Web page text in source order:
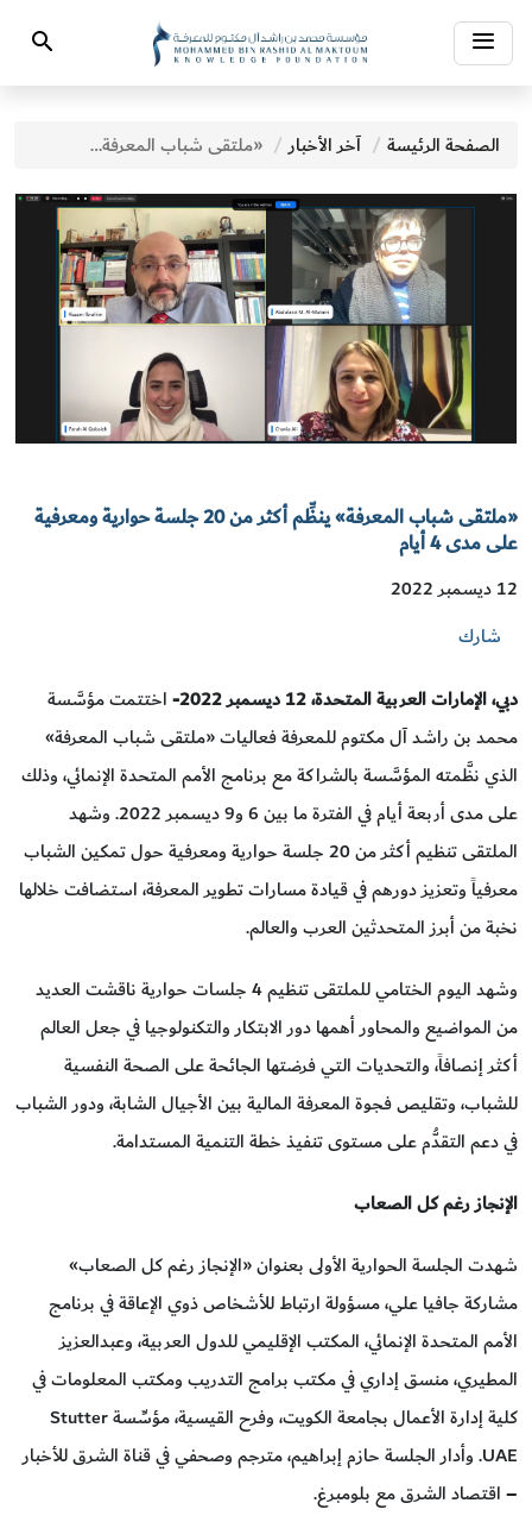
Toggle
navigation
Search
الصفحة الرئيسة آخر الأخبار «ملتقى شباب المعرفة» ينظِّم أكثر من 20 جلسة حوارية ومعرفية على مدى 4 أيام
«ملتقى شباب المعرفة» ينظِّم أكثر من 20 جلسة حوارية ومعرفية
على مدى 4 أيام
12 ديسمبر 2022
شارك
دبي، الإمارات العربية المتحدة،12ديسمبر 2022-
اختتمت مؤسَّسة
محمد بن راشد آل مكتوم للمعرفة فعاليات «ملتقى شباب المعرفة»
الذي نظَّمته المؤسَّسة بالشراكة مع برنامج الأمم المتحدة الإنمائي، وذلك
على مدى أربعة أيام في الفترة ما بين 6 و9 ديسمبر 2022. وشهد
الملتقى تنظيم أكثر من 20 جلسة حوارية ومعرفية حول تمكين الشباب
معرفياً وتعزيز دورهم في قيادة مسارات تطوير المعرفة، استضافت خلالها
نخبة من أبرز المتحدثين العرب والعالم.
وشهد اليوم الختامي للملتقى تنظيم 4 جلسات حوارية ناقشت العديد
من المواضيع والمحاور أهمها دور الابتكار والتكنولوجيا في جعل العالم
أكثر إنصافاً، والتحديات التي فرضتها الجائحة على الصحة النفسية
للشباب، وتقليص فجوة المعرفة المالية بين الأجيال الشابة، ودور الشباب
في دعم التقدُّم على مستوى تنفيذ خطة التنمية المستدامة.
الإنجاز رغم كل الصعاب
شهدت الجلسة الحوارية الأولى بعنوان «الإنجاز رغم كل الصعاب»
مشاركة جافيا علي، مسؤولة ارتباط للأشخاص ذوي الإعاقة في برنامج
الأمم المتحدة الإنمائي، المكتب الإقليمي للدول العربية، وعبدالعزيز
المطيري، منسق إداري في مكتب برامج التدريب ومكتب المعلومات في
كلية إدارة الأعمال بجامعة الكويت، وفرح القيسية، مؤسِّسة Stutter
UAE. وأدار الجلسة حازم إبراهيم، مترجم وصحفي في قناة الشرق للأخبار
– اقتصاد الشرق مع بلومبرغ.